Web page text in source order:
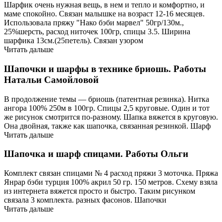
Шарфик очень нужная вещь, в нем и тепло и комфортно, и
маме спокойно. Связан малышке на возраст 12-16 месяцев.
Использовала пряжу "Нако бэби марвел" 50гр/130м.,
25%шерсть, расход ниточек 100гр, спицы 3.5. Ширина
шарфика 13см.(25петель). Связан узором
Читать дальше
Шапочки и шарфы в технике бриошь. Работы
Натальи Самойловой
В продолжение темы — бриошь (патентная резинка). Нитка
ангора 100% 250м в 100гр. Спицы 2,5 круговые. Один и тот
же рисунок смотрится по-разному. Шапка вяжется в круговую.
Она двойная, также как шапочка, связанная резинкой. Шарф
Читать дальше
Шапочка и шарф спицами. Работы Ольги
Комплект связан спицами № 4 расход пряжи 3 моточка. Пряжа
Янрар бэби турция 100% акрил 50 гр. 150 метров. Схему взяла
из интернета вяжется просто и быстро. Таким рисунком
связала 3 комплекта. разных фасонов. Шапочки
Читать дальше